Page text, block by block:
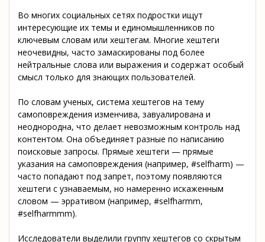
Во многих социальных сетях подростки ищут
интересующие их темы и единомышленников по
ключевым словам или хештегам. Многие хештеги
неочевидны, часто замаскированы под более
нейтральные слова или выражения и содержат особый
смысл только для знающих пользователей.
По словам ученых, система хештегов на тему
самоповреждения изменчива, завуалирована и
неоднородна, что делает невозможным контроль над
контентом. Она объединяет разные по написанию
поисковые запросы. Прямые хештеги — прямые
указания на самоповреждения (например, #selfharm) —
часто попадают под запрет, поэтому появляются
хештеги с узнаваемым, но намеренно искаженным
словом — эрративом (например, #selfharmm,
#selfharmmm).
Исследователи выделили группу хештегов со скрытым